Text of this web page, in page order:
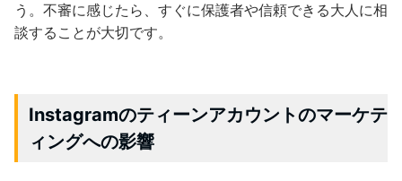
う。不審に感じたら、すぐに保護者や信頼できる大人に相
談することが大切です。
Instagramのティーンアカウントのマーケテ
ィングへの影響